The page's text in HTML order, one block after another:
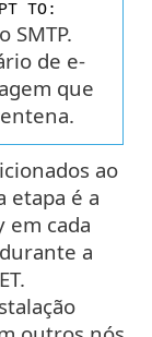
TO:
SMTP.
de e-
que
ao
etapa é a
em cada
a